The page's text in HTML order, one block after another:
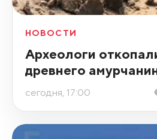
НОВОСТИ
Археологи
древнего
сегодня, 17:00